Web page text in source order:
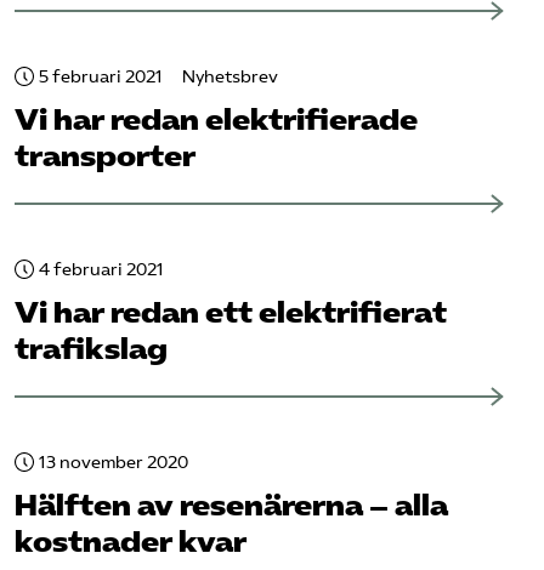
5 februari 2021 Nyhetsbrev
Vi har redan elektrifierade
transporter
4 februari 2021
Vi har redan ett elektrifierat
trafikslag
13 november 2020
Hälften av resenärerna – alla
kostnader kvar